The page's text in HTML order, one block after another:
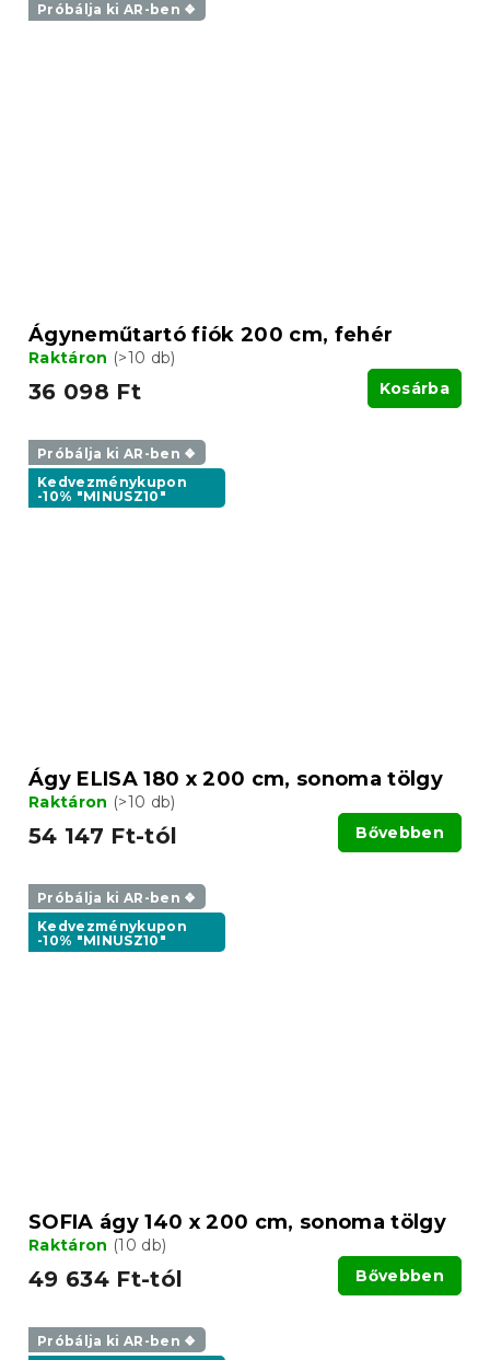
Próbálja ki AR-ben ❖
Ágyneműtartó fiók 200 cm, fehér
Raktáron (>10 db)
36 098 Ft Kosárba
Próbálja ki AR-ben ❖
Kedvezménykupon
-10% "MINUSZ10"
Ágy ELISA 180 x 200 cm, sonoma tölgy
Raktáron (>10 db)
54 147 Ft-tól Bővebben
Próbálja ki AR-ben ❖
Kedvezménykupon
-10% "MINUSZ10"
SOFIA ágy 140 x 200 cm, sonoma tölgy
Raktáron (10 db)
49 634 Ft-tól Bővebben
Próbálja ki AR-ben ❖